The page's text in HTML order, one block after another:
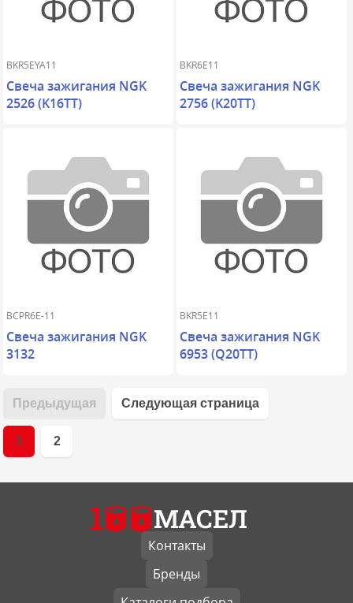
BKR5EYA11
Свеча зажигания NGK
2526 (K16TT)
BKR6E11
Свеча зажигания NGK
2756 (K20TT)
BCPR6E-11
Свеча зажигания NGK
3132
BKR5E11
Свеча зажигания NGK
6953 (Q20TT)
Предыдущая Следующая страница
1 2
1 МАСЕЛ
Контакты
Бренды